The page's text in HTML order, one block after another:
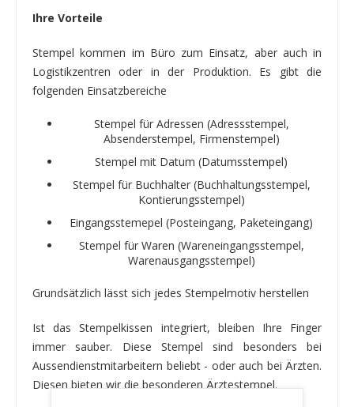
Ihre Vorteile
Stempel kommen im Büro zum Einsatz, aber auch in
Logistikzentren oder in der Produktion. Es gibt die
folgenden Einsatzbereiche
Stempel für Adressen (Adressstempel,
Absenderstempel, Firmenstempel)
Stempel mit Datum (Datumsstempel)
Stempel für Buchhalter (Buchhaltungsstempel,
Kontierungsstempel)
Eingangsstemepel (Posteingang, Paketeingang)
Stempel für Waren (Wareneingangsstempel,
Warenausgangsstempel)
Grundsätzlich lässt sich jedes Stempelmotiv herstellen
Ist das Stempelkissen integriert, bleiben Ihre Finger
immer sauber. Diese Stempel sind besonders bei
Aussendienstmitarbeitern beliebt - oder auch bei Ärzten.
Diesen bieten wir die besonderen Ärztestempel.